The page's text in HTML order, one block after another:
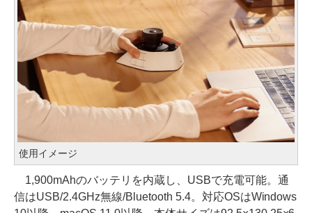
使用イメージ
1,900mAhのバッテリを内蔵し、USBで充電可能。通
信はUSB/2.4GHz無線/Bluetooth 5.4。対応OSはWindows